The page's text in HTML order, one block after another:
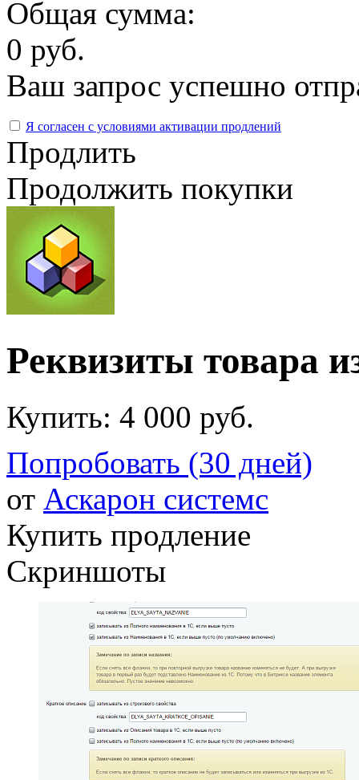
Общая сумма:
0 руб.
Ваш запрос успешно
Я согласен с условиями активации продлений
Продлить
Продолжить покупки
Реквизиты товара
Купить: 4 000 руб.
Попробовать (30 дней)
от Аскарон системс
Купить продление
Скриншоты